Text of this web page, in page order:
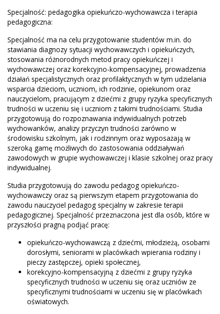
Specjalność: pedagogika opiekuńczo-wychowawcza i terapia
pedagogiczna:
Specjalność ma na celu przygotowanie studentów m.in. do
stawiania diagnozy sytuacji wychowawczych i opiekuńczych,
stosowania różnorodnych metod pracy opiekuńczej i
wychowawczej oraz korekcyjno-kompensacyjnej, prowadzenia
działań specjalistycznych oraz profilaktycznych w tym udzielania
wsparcia dzieciom, uczniom, ich rodzinie, opiekunom oraz
nauczycielom, pracującym z dziećmi z grupy ryzyka specyficznych
trudności w uczeniu się i uczniom z takimi trudnościami. Studia
przygotowują do rozpoznawania indywidualnych potrzeb
wychowanków, analizy przyczyn trudności zarówno w
środowisku szkolnym, jak i rodzinnym oraz wyposażają w
szeroką gamę możliwych do zastosowania oddziaływań
zawodowych w grupie wychowawczej i klasie szkolnej oraz pracy
indywidualnej.
Studia przygotowują do zawodu pedagog opiekuńczo-
wychowawczy oraz są pierwszym etapem przygotowania do
zawodu nauczyciel pedagog specjalny w zakresie terapii
pedagogicznej. Specjalność przeznaczona jest dla osób, które w
przyszłości pragną podjąć pracę:
opiekuńczo-wychowawczą z dziećmi, młodzieżą, osobami
dorosłymi, seniorami w placówkach wpierania rodziny i
pieczy zastępczej, opieki społecznej,
korekcyjno-kompensacyjną z dziećmi z grupy ryzyka
specyficznych trudności w uczeniu się oraz uczniów ze
specyficznymi trudnościami w uczeniu się w placówkach
oświatowych.